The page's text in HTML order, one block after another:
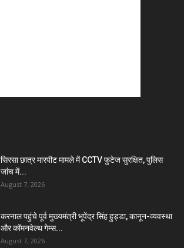
सिरसा छात्र मारपीट मामले में CCTV फुटेज सुरक्षित, पुलिस
जांच में...
August 7, 2026
करनाल पहुंचे पूर्व मुख्यमंत्री भूपेंद्र सिंह हुड्डा, कानून-व्यवस्था
और कॉमनवेल्थ गेम्स...
August 7, 2026